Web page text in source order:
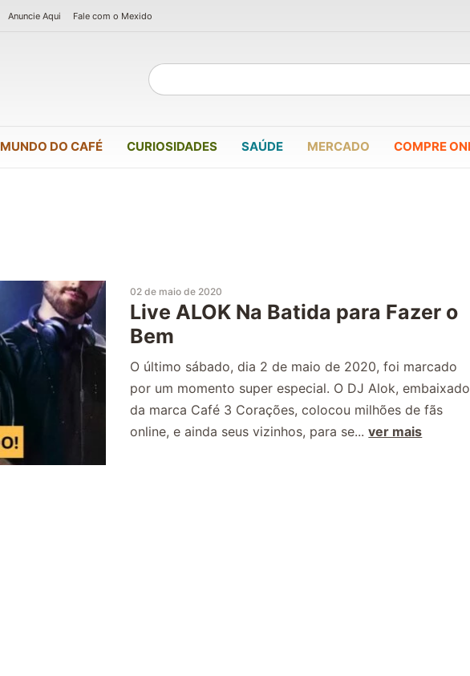
Anuncie Aqui Fale com o Mexido
MUNDO DO CAFÉ CURIOSIDADES SAÚDE MERCADO COMPRE
02 de maio de 2020
Live ALOK Na Batida para Fazer o
Bem
O último sábado, dia 2 de maio de 2020, foi marcado
por um momento super especial. O DJ Alok,
da marca Café 3 Corações, colocou milhões de fãs
online, e ainda seus vizinhos, para se...ver mais